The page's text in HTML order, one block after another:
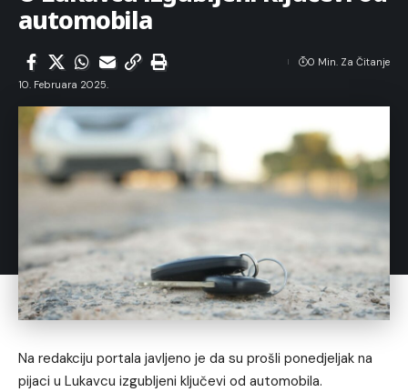
automobila
10. Februara 2025.
0 Min. Za Čitanje
Na redakciju portala javljeno je da su prošli ponedjeljak na
pijaci u Lukavcu izgubljeni ključevi od automobila.